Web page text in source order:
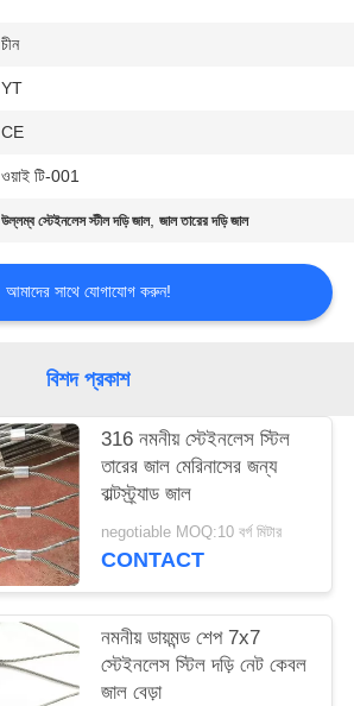
চীন
YT
CE
ওয়াই টি-001
উল্লম্ব স্টেইনলেস স্টীল দড়ি জাল,জাল তারের দড়ি জাল
আমাদের সাথে যোগাযোগ করুন!
বিশদ প্রকাশ
316 নমনীয় স্টেইনলেস স্টিল
তারের জাল মেরিনাসের জন্য
বাল্টস্ট্র্যাড জাল
negotiable MOQ:10 বর্গ মিটার
CONTACT
নমনীয় ডায়মন্ড শেপ 7x7
স্টেইনলেস স্টিল দড়ি নেট কেবল
জাল বেড়া